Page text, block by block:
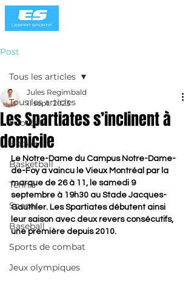
Post
Tous les articles
Football
Hockey
Basketball
Tennis
Soccer
Baseball
Sports de combat
Jeux olympiques
Tous les articles
Les Spartiates s’inclinent à
domicile
Jules Regimbald
11 sept. 2023
Le Notre-Dame du Campus Notre-Dame-
de-Foy a vaincu le Vieux Montréal par la
marque de 26 à 11, le samedi 9
septembre à 19h30 au Stade Jacques-
Gauthier. Les Spartiates débutent ainsi
leur saison avec deux revers consécutifs,
une première depuis 2010.